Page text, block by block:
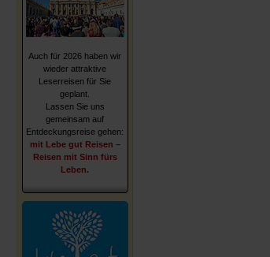
Auch für 2026 haben wir
wieder attraktive
Leserreisen für Sie
geplant.
Lassen Sie uns
gemeinsam auf
Entdeckungsreise gehen:
mit Lebe gut Reisen –
Reisen mit Sinn fürs
Leben.